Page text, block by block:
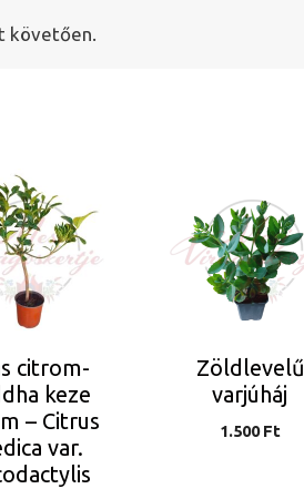
követően.
citrom-
keze
– Citrus
var.
Zöldlevelű
varjúháj
1.500Ft